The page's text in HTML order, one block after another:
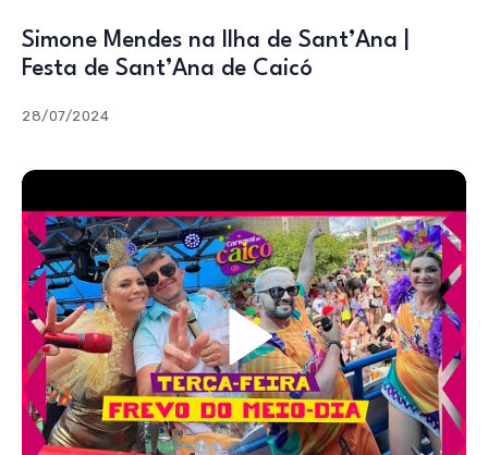
Simone Mendes na Ilha de Sant’Ana |
Festa de Sant’Ana de Caicó
28/07/2024